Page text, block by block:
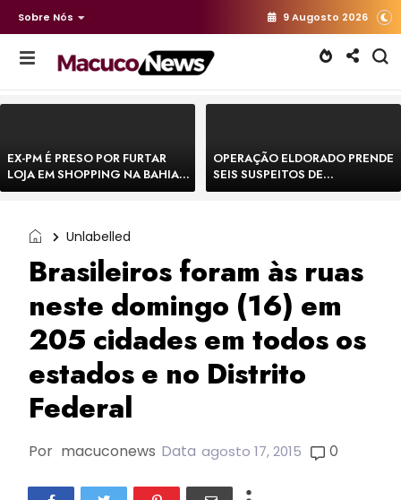
Sobre Nós 9 Augosto 2026
EX-PM É PRESO POR FURTAR
LOJA EM SHOPPING NA BAHIA E
ESCAPA CORRENDO DE
OPERAÇÃO ELDORADO PRENDE
SEIS SUSPEITOS DE
MOVIMENTAR R$ 25 MILHÕES
Unlabelled
Brasileiros foram às ruas
neste domingo (16) em
205 cidades em todos os
estados e no Distrito
Federal
Por macuconews Data agosto 17, 2015 0